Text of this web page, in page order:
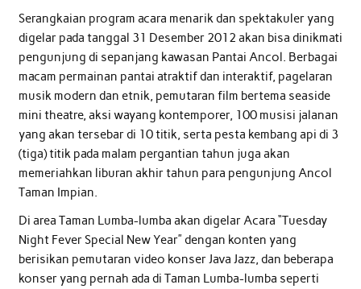
Serangkaian program acara menarik dan spektakuler yang
digelar pada tanggal 31 Desember 2012 akan bisa dinikmati
pengunjung di sepanjang kawasan Pantai Ancol. Berbagai
macam permainan pantai atraktif dan interaktif, pagelaran
musik modern dan etnik, pemutaran film bertema seaside
mini theatre, aksi wayang kontemporer, 100 musisi jalanan
yang akan tersebar di 10 titik, serta pesta kembang api di 3
(tiga) titik pada malam pergantian tahun juga akan
memeriahkan liburan akhir tahun para pengunjung Ancol
Taman Impian.
Di area Taman Lumba-lumba akan digelar Acara “Tuesday
Night Fever Special New Year” dengan konten yang
berisikan pemutaran video konser Java Jazz, dan beberapa
konser yang pernah ada di Taman Lumba-lumba seperti